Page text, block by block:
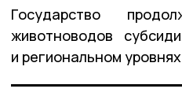
Государство
животноводов
и региональном